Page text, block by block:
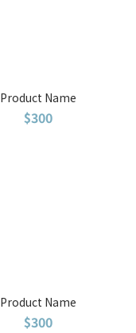
Product Name
$300
Product Name
$300